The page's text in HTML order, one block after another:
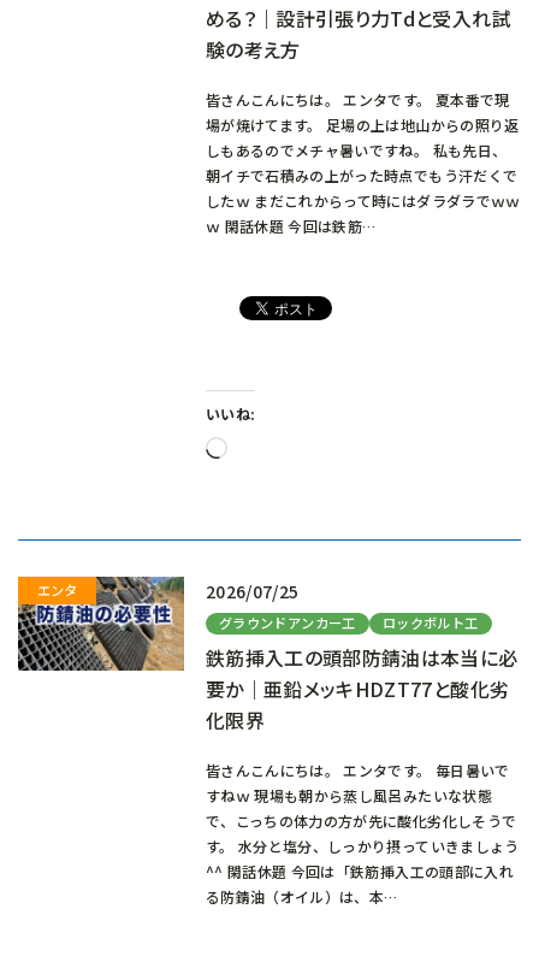
める？｜設計引張り力Tdと受入れ試
験の考え方
皆さんこんにちは。 エンタです。 夏本番で現
場が焼けてます。 足場の上は地山からの照り返
しもあるのでメチャ暑いですね。 私も先日、
朝イチで石積みの上がった時点でもう汗だくで
したｗ まだこれからって時にはダラダラでｗｗ
ｗ 閑話休題 今回は鉄筋…
いいね:
読
2026/07/25
グラウンドアンカー工 ロックボルト工
鉄筋挿入工の頭部防錆油は本当に必
要か｜亜鉛メッキHDZT77と酸化劣
化限界
皆さんこんにちは。 エンタです。 毎日暑いで
すねｗ 現場も朝から蒸し風呂みたいな状態
で、こっちの体力の方が先に酸化劣化しそうで
す。 水分と塩分、しっかり摂っていきましょう
^^ 閑話休題 今回は「鉄筋挿入工の頭部に入れ
る防錆油（オイル）は、本…